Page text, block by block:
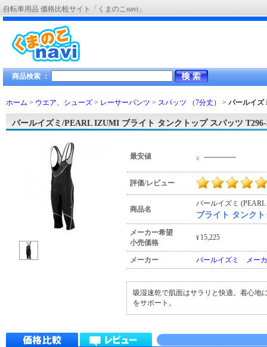
自転車用品 価格比較サイト「くまのこnavi」
商品検索 ：
ホーム > ウエア、シューズ > レーサーパンツ > スパッツ （7分丈） > パールイズ
パールイズミ/PEARL IZUMI ブライト タンクトップ スパッツ
最安値 ¥ ―――
評価/レビュー
商品名
パールイズミ
ブライト タンク
メーカー希望
小売価格
¥ 15,225
メーカー パールイズミ メー
吸湿速乾で肌面はサラリと快適。着心地
をサポート。